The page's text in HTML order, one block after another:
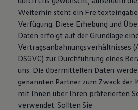
Weiterhin steht ein
Verfügung. Diese Erhebung und
Daten erfolgt auf der Grundlage
Vertragsanbahnungsverhältnisses
DSGVO) zur Durchführung eines
uns. Die übermittelten Daten
genannten Partner zum Zweck der
mit Ihnen über Ihren präferierten
verwendet. Sollten Sie